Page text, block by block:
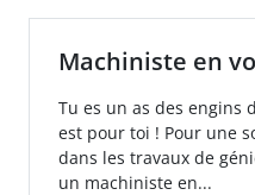
Machiniste en
Tu es un as des engins
est pour toi ! Pour une
dans les travaux de
un machiniste en...